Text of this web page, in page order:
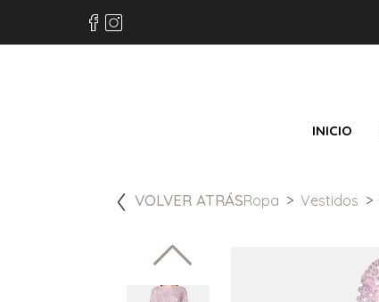
INICIO
VOLVER ATRÁSRopa Vestidos